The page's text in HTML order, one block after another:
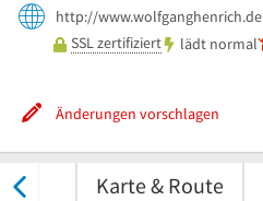
http://www.wolfganghenrich.de
SSL zertifiziert
lädt normal
Änderungen vorschlagen
Karte & Route